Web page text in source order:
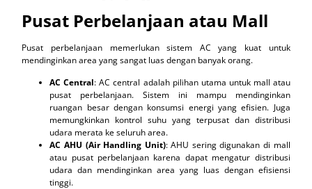
Pusat Perbelanjaan atau Mall
Pusat perbelanjaan memerlukan sistem AC yang kuat untuk
mendinginkan area yang sangat luas dengan banyak orang.
AC Central: AC central adalah pilihan utama untuk mall atau
pusat perbelanjaan. Sistem ini mampu mendinginkan
ruangan besar dengan konsumsi energi yang efisien. Juga
memungkinkan kontrol suhu yang terpusat dan distribusi
udara merata ke seluruh area.
AC AHU (Air Handling Unit): AHU sering digunakan di mall
atau pusat perbelanjaan karena dapat mengatur distribusi
udara dan mendinginkan area yang luas dengan efisiensi
tinggi.